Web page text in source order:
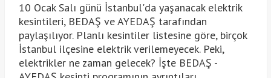
10 Ocak Salı günü İstanbul'da yaşanacak elektrik
kesintileri, BEDAŞ ve AYEDAŞ tarafından
paylaşılıyor. Planlı kesintiler listesine göre, birçok
İstanbul ilçesine elektrik verilemeyecek. Peki,
elektrikler ne zaman gelecek? İşte BEDAŞ -